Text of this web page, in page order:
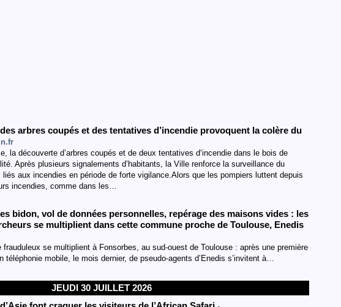
arbres coupés et des tentatives d’incendie provoquent la colère du
la découverte d’arbres coupés et de deux tentatives d‘incendie dans le bois de
Après plusieurs signalements d’habitants, la Ville renforce la surveillance du
aux incendies en période de forte vigilance.Alors que les pompiers luttent depuis
incendies, comme dans les…
bidon, vol de données personnelles, repérage des maisons vides : les
se multiplient dans cette commune proche de Toulouse, Enedis
frauduleux se multiplient à Fonsorbes, au sud-ouest de Toulouse : après une première
téléphonie mobile, le mois dernier, de pseudo-agents d’Enedis s’invitent à…
JEUDI 30 JUILLET 2026